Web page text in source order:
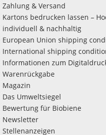
Zahlung & Versand
Kartons bedrucken lassen –
individuell & nachhaltig
European Union shipping
International shipping
Informationen zum
Warenrückgabe
Magazin
Das Umweltsiegel
Bewertung für Biobiene
Newsletter
Stellenanzeigen